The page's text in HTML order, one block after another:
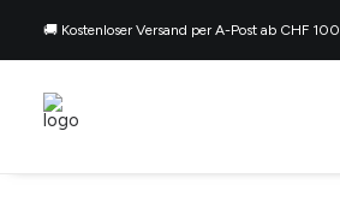
🚚 Kostenloser Versand per A-Post ab CHF 100